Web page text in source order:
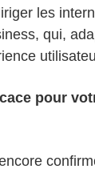
les
qui,
pour